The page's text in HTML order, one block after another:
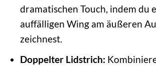
dramatischen Touch, indem du
auffälligen Wing am äußeren
zeichnest.
Doppelter Lidstrich: